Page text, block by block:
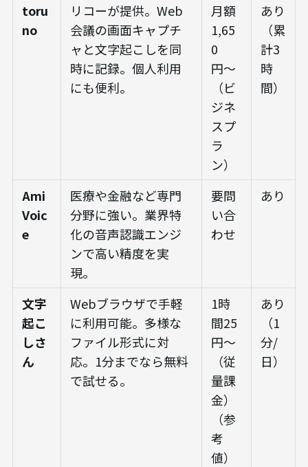
toru
no
リコーが提供。Web
会議の画面キャプチ
ャと文字起こしを同
時に記録。個人利用
にも便利。
月額
1,65
0
円〜
（ビ
ジネ
スプ
ラ
ン）
あり
（累
計3
時
間）
Ami
Voic
e
医療や金融など専門
分野に強い。業界特
化の音声認識エンジ
ンで高い精度を実
現。
要問
い合
わせ
あり
文字
起こ
しさ
ん
Webブラウザで手軽
に利用可能。多様な
ファイル形式に対
応。1分までなら無料
で試せる。
1時
間25
円〜
（従
量課
金）
（参
考
値）
あり
（1
分/
日）